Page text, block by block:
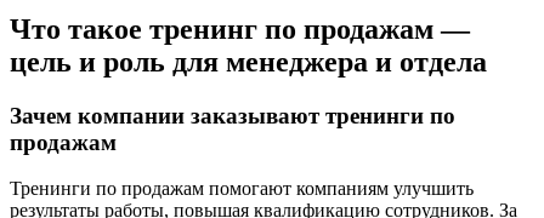
Что такое тренинг по продажам —
цель и роль для менеджера и отдела
Зачем компании заказывают тренинги по
продажам
Тренинги по продажам помогают компаниям улучшить
результаты работы, повышая квалификацию сотрудников. За